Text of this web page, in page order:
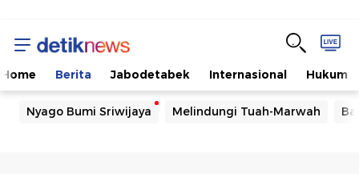
Home Berita Jabodetabek Internasional Hukum
Nyago Bumi Sriwijaya Melindungi Tuah-Marwah